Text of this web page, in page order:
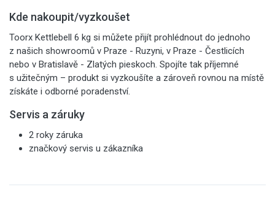
Kde nakoupit/vyzkoušet
Toorx Kettlebell 6 kg si můžete přijít prohlédnout do jednoho
z našich showroomů v Praze - Ruzyni, v Praze - Čestlicích
nebo v Bratislavě - Zlatých pieskoch. Spojíte tak příjemné
s užitečným – produkt si vyzkoušíte a zároveň rovnou na místě
získáte i odborné poradenství.
Servis a záruky
2 roky záruka
značkový servis u zákazníka